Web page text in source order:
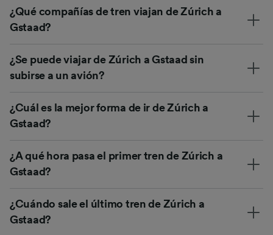
¿Qué compañías de tren viajan de Zúrich a
Gstaad?
¿Se puede viajar de Zúrich a Gstaad sin
subirse a un avión?
¿Cuál es la mejor forma de ir de Zúrich a
Gstaad?
¿A qué hora pasa el primer tren de Zúrich a
Gstaad?
¿Cuándo sale el último tren de Zúrich a
Gstaad?